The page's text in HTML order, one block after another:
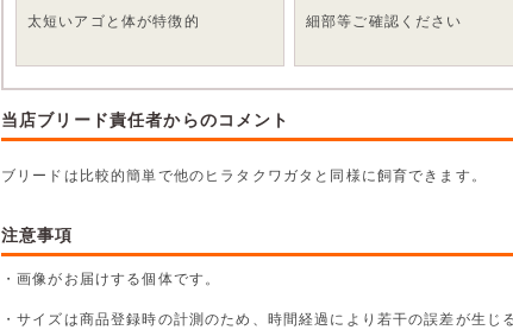
太短いアゴと体が特徴的 細部等ご確認ください
当店ブリード責任者からのコメント
ブリードは比較的簡単で他のヒラタクワガタと同様に飼育できます。
注意事項
・画像がお届けする個体です。
・サイズは商品登録時の計測のため、時間経過により若干の誤差が生じ